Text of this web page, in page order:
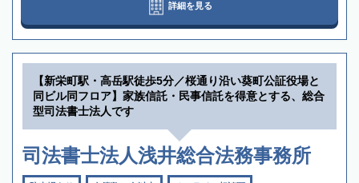
詳細を見る
【新栄町駅・高岳駅徒歩5分／桜通り沿い葵町公証役場と
同ビル同フロア】家族信託・民事信託を得意とする、総合
型司法書士法人です
司法書士法人浅井総合法務事務所